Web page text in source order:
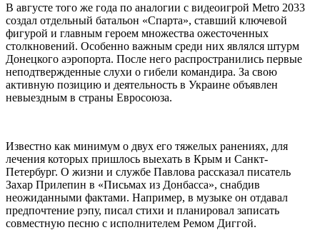
В августе того же года по аналогии с видеоигрой Metro 2033
создал отдельный батальон «Спарта», ставший ключевой
фигурой и главным героем множества ожесточенных
столкновений. Особенно важным среди них являлся штурм
Донецкого аэропорта. После него распространились первые
неподтвержденные слухи о гибели командира. За свою
активную позицию и деятельность в Украине объявлен
невыездным в страны Евросоюза.
Известно как минимум о двух его тяжелых ранениях, для
лечения которых пришлось выехать в Крым и Санкт-
Петербург. О жизни и службе Павлова рассказал писатель
Захар Прилепин в «Письмах из Донбасса», снабдив
неожиданными фактами. Например, в музыке он отдавал
предпочтение рэпу, писал стихи и планировал записать
совместную песню с исполнителем Ремом Диггой.